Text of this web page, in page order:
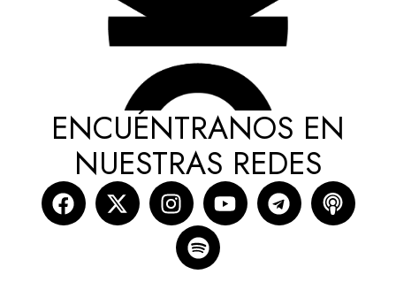
ENCUÉNTRANOS EN
NUESTRAS REDES